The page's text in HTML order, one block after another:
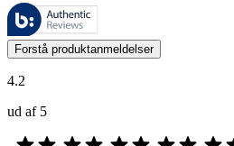
Disse anmeldelser administreres af
Kundernes meninger i form af
Forstå produktanmeldelser
4.2
ud af 5